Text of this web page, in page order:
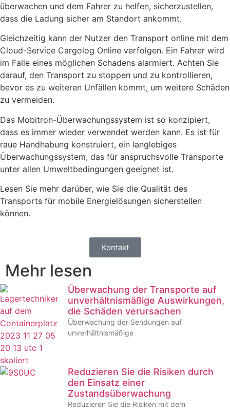
überwachen und dem Fahrer zu helfen, sicherzustellen,
dass die Ladung sicher am Standort ankommt.
Gleichzeitig kann der Nutzer den Transport online mit dem
Cloud-Service Cargolog Online verfolgen. Ein Fahrer wird
im Falle eines möglichen Schadens alarmiert. Achten Sie
darauf, den Transport zu stoppen und zu kontrollieren,
bevor es zu weiteren Unfällen kommt, um weitere Schäden
zu vermeiden.
Das Mobitron-Überwachungssystem ist so konzipiert,
dass es immer wieder verwendet werden kann. Es ist für
raue Handhabung konstruiert, ein langlebiges
Überwachungssystem, das für anspruchsvolle Transporte
unter allen Umweltbedingungen geeignet ist.
Lesen Sie mehr darüber, wie Sie die Qualität des
Transports für mobile Energielösungen sicherstellen
können.
Kontakt
Mehr lesen
Überwachung der Transporte auf
unverhältnismäßige Auswirkungen,
die Schäden verursachen
Überwachung der Sendungen auf
unverhältnismäßige
Reduzieren Sie die Risiken durch
den Einsatz einer
Zustandsüberwachung
Reduzieren Sie die Risiken mit dem